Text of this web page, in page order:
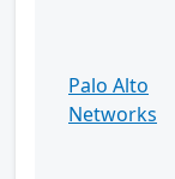
Palo Alto
Networks